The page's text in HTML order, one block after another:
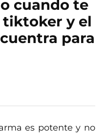
cuando te
tiktoker y el
para
es potente y no